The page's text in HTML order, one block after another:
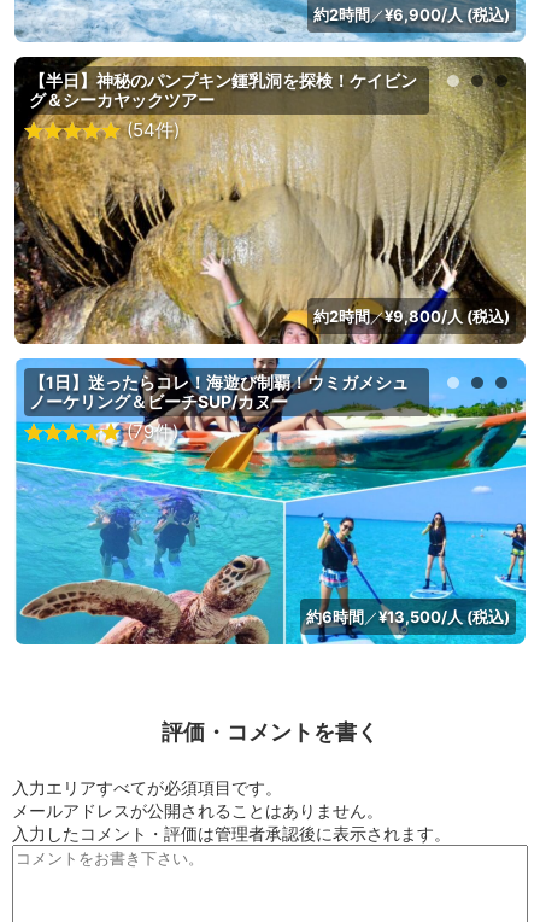
約2時間／¥6,900/人 (税込)
【半日】神秘のパンプキン鍾乳洞を探検！ケイビン
グ＆シーカヤックツアー
(54件)
約2時間／¥9,800/人 (税込)
【1日】迷ったらコレ！海遊び制覇！ウミガメシュ
ノーケリング＆ビーチSUP/カヌー
(79件)
約6時間／¥13,500/人 (税込)
評価・コメントを書く
入力エリアすべてが必須項目です。
メールアドレスが公開されることはありません。
入力したコメント・評価は管理者承認後に表示されます。